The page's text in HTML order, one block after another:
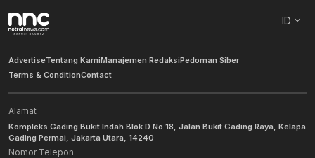
ID
AdvertiseTentang KamiManajemen RedaksiPedoman Siber
Terms & ConditionContact
Alamat
Kompleks Gading Bukit Indah Blok D No 18, Jalan Bukit Gading Raya, Kelapa
Gading Permai, Jakarta Utara, 14240
Nomor Telepon